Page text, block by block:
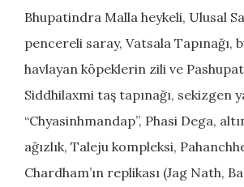
Bhupatindra Malla heykeli, Ulusal
pencereli saray, Vatsala Tapınağı,
havlayan köpeklerin zili ve
Siddhilaxmi taş tapınağı, sekizgen
“Chyasinhmandap”, Phasi Dega,
ağızlık, Taleju kompleksi,
Chardham’ın replikası (Jag Nath,